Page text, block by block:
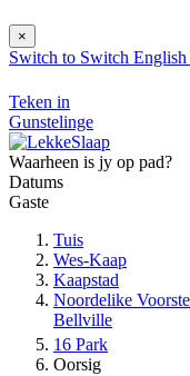
×
Switch to Switch English
Teken in
Gunstelinge
Waarheen is jy op pad?
Datums
Gaste
Tuis
Wes-Kaap
Kaapstad
Noordelike
Bellville
16 Park
Oorsig